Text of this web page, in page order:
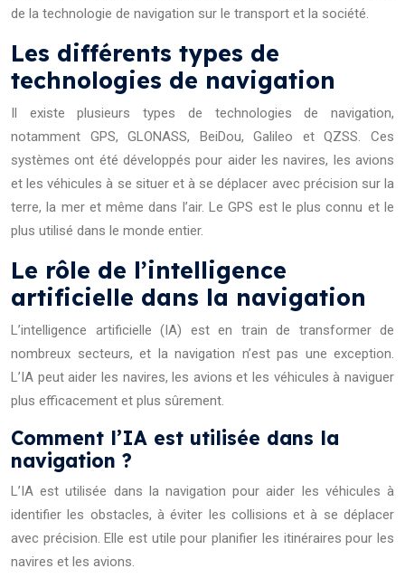
de la technologie de navigation sur le transport et la société.
Les différents types de
technologies de navigation
Il existe plusieurs types de technologies de navigation,
notamment GPS, GLONASS, BeiDou, Galileo et QZSS. Ces
systèmes ont été développés pour aider les navires, les avions
et les véhicules à se situer et à se déplacer avec précision sur la
terre, la mer et même dans l’air. Le GPS est le plus connu et le
plus utilisé dans le monde entier.
Le rôle de l’intelligence
artificielle dans la navigation
L’intelligence artificielle (IA) est en train de transformer de
nombreux secteurs, et la navigation n’est pas une exception.
L’IA peut aider les navires, les avions et les véhicules à naviguer
plus efficacement et plus sûrement.
Comment l’IA est utilisée dans la
navigation ?
L’IA est utilisée dans la navigation pour aider les véhicules à
identifier les obstacles, à éviter les collisions et à se déplacer
avec précision. Elle est utile pour planifier les itinéraires pour les
navires et les avions.